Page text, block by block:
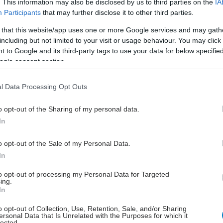
This information may also be disclosed by us to third parties on the
Participants that may further disclose it to other third parties.
that this website/app uses one or more Google services and may
but not limited to your visit or usage behaviour. You may
to Google and its third-party tags to use your data for below
consent section.
Data Processing Opt Outs
opt-out of the Sharing of my personal data.
opt-out of the Sale of my Personal Data.
opt-out of processing my Personal Data for Targeted
opt-out of Collection, Use, Retention, Sale, and/or Sharing
Data that Is Unrelated with the Purposes for which it
διαδικασία. Οι άνθρωποι νιώθουν άβολα
δείχνουν να έχουν πόνους απεξάρτησης όταν
να απομακρυνθούν από τις συνθήκες πίεσης.
όμως που αρχίσετε να επικεντρώνεστε στο
λογοτεχνία έχει, κατά τη γνώμη μου, επιμείνει
στην ανάλυση και την κατανόηση των ψυχικών μας
από κακοποιήσεις της παιδικής ηλικίας, ενώ έχει
την ικανότητα του ανθρώπου να πλουτίζει τη ζωή του
εαυτό του.
από τα τραύματα που κουβαλάμε. Έχουμε μέσα μας